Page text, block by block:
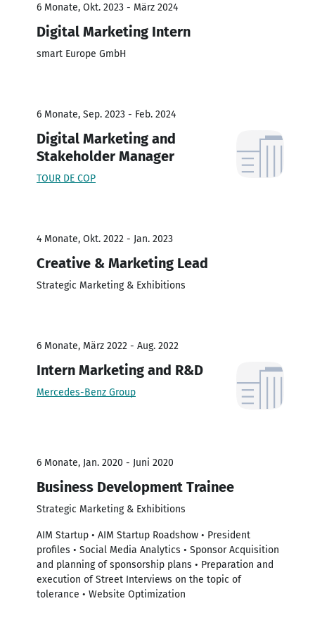
6 Monate, Okt. 2023 - März 2024
Digital Marketing Intern
smart Europe GmbH
6 Monate, Sep. 2023 - Feb. 2024
Digital Marketing and
Stakeholder Manager
TOUR DE COP
4 Monate, Okt. 2022 - Jan. 2023
Creative & Marketing Lead
Strategic Marketing & Exhibitions
6 Monate, März 2022 - Aug. 2022
Intern Marketing and R&D
Mercedes-Benz Group
6 Monate, Jan. 2020 - Juni 2020
Business Development Trainee
Strategic Marketing & Exhibitions
AIM Startup • AIM Startup Roadshow • President
profiles • Social Media Analytics • Sponsor Acquisition
and planning of sponsorship plans • Preparation and
execution of Street Interviews on the topic of
tolerance • Website Optimization